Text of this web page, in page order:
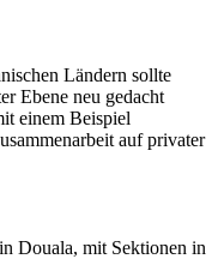
Ländern sollte
Ebene neu gedacht
einem Beispiel
auf privater
Douala, mit Sektionen in